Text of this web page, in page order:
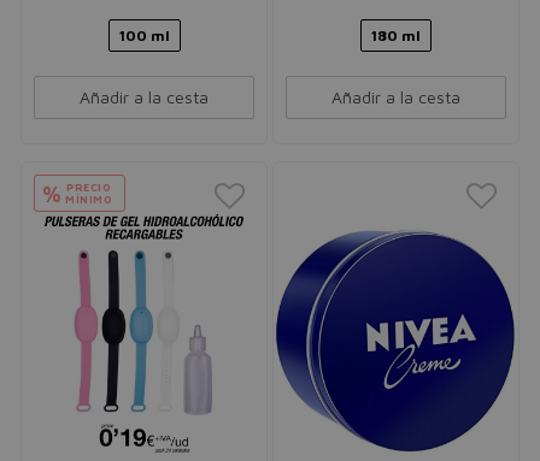
100 ml
Añadir a la cesta
180 ml
Añadir a la cesta
% PRECIO
MÍNIMO